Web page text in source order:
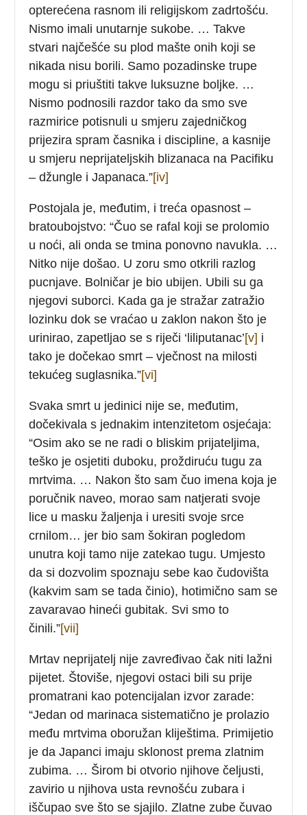
opterećena rasnom ili religijskom zadrtošću.
Nismo imali unutarnje sukobe. … Takve
stvari najčešće su plod mašte onih koji se
nikada nisu borili. Samo pozadinske trupe
mogu si priuštiti takve luksuzne boljke. …
Nismo podnosili razdor tako da smo sve
razmirice potisnuli u smjeru zajedničkog
prijezira spram časnika i discipline, a kasnije
u smjeru neprijateljskih blizanaca na Pacifiku
– džungle i Japanaca.”[iv]
Postojala je, međutim, i treća opasnost –
bratoubojstvo: “Čuo se rafal koji se prolomio
u noći, ali onda se tmina ponovno navukla. …
Nitko nije došao. U zoru smo otkrili razlog
pucnjave. Bolničar je bio ubijen. Ubili su ga
njegovi suborci. Kada ga je stražar zatražio
lozinku dok se vraćao u zaklon nakon što je
urinirao, zapetljao se s riječi ‘liliputanac’[v] i
tako je dočekao smrt – vječnost na milosti
tekućeg suglasnika.”[vi]
Svaka smrt u jedinici nije se, međutim,
dočekivala s jednakim intenzitetom osjećaja:
“Osim ako se ne radi o bliskim prijateljima,
teško je osjetiti duboku, proždiruću tugu za
mrtvima. … Nakon što sam čuo imena koja je
poručnik naveo, morao sam natjerati svoje
lice u masku žaljenja i uresiti svoje srce
crnilom… jer bio sam šokiran pogledom
unutra koji tamo nije zatekao tugu. Umjesto
da si dozvolim spoznaju sebe kao čudovišta
(kakvim sam se tada činio), hotimično sam se
zavaravao hineći gubitak. Svi smo to
činili.”[vii]
Mrtav neprijatelj nije zavređivao čak niti lažni
pijetet. Štoviše, njegovi ostaci bili su prije
promatrani kao potencijalan izvor zarade:
“Jedan od marinaca sistematično je prolazio
među mrtvima oboružan kliještima. Primijetio
je da Japanci imaju sklonost prema zlatnim
zubima. … Širom bi otvorio njihove čeljusti,
zavirio u njihova usta revnošću zubara i
iščupao sve što se sjajilo. Zlatne zube čuvao